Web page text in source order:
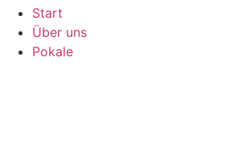
Start
Über uns
Pokale